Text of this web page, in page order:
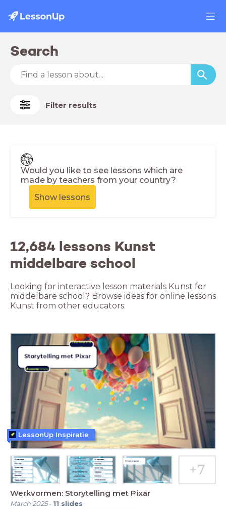
Search
Filter results
Would you like to see lessons which are
made by teachers from your country?
Show lessons
12,684 lessons Kunst
middelbare school
Looking for interactive lesson materials Kunst for
middelbare school? Browse ideas for online lessons
Kunst from other educators.
Werkvormen: Storytelling met Pixar
March 2025- 11 slides
LessonUp Inspiratie